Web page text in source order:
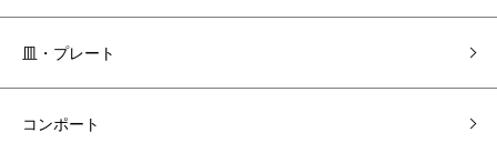
皿・プレート
コンポート